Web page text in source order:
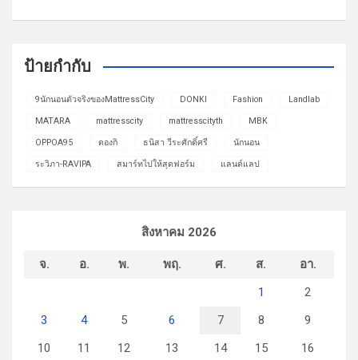
ป้ายกำกับ
9นักนอนตัวจริงของMattressCity DONKI Fashion Landlab
MATARA mattresscity mattresscityth MBK
OPPOA95 ดองกิ ธนิสา วีระศักดิ์ศรี นักนอน
ระวิภา-RAVIPA สมาร์ทไปให้สุดฟอร์ม แลนด์แลป
สิงหาคม 2026
จ. อ. พ. พฤ. ศ. ส.
อา.
1
2
3
4 5 6 7 8
9
10
11 12 13 14 15
16